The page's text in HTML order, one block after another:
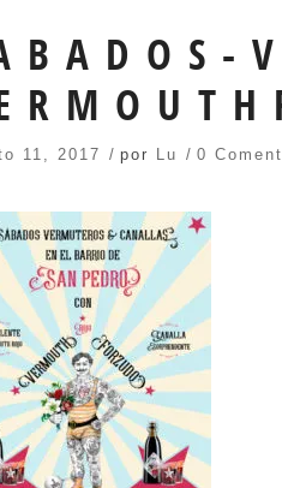
11, 2017 por Lu 0